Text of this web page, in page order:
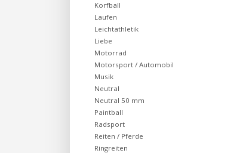
Korfball
Laufen
Leichtathletik
Liebe
Motorrad
Motorsport / Automobil
Musik
Neutral
Neutral 50 mm
Paintball
Radsport
Reiten / Pferde
Ringreiten